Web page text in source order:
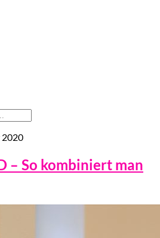
2020
– So kombiniert man